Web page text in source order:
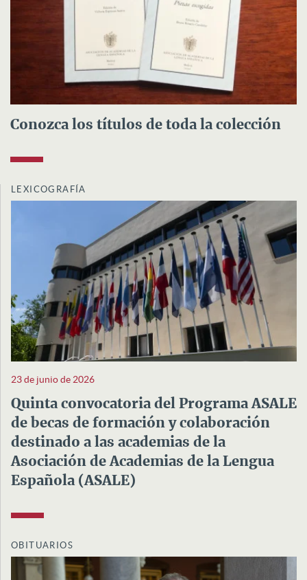
Conozca los títulos de toda la colección
LEXICOGRAFÍA
23 de junio de 2026
Quinta convocatoria del Programa ASALE
de becas de formación y colaboración
destinado a las academias de la
Asociación de Academias de la Lengua
Española (ASALE)
OBITUARIOS